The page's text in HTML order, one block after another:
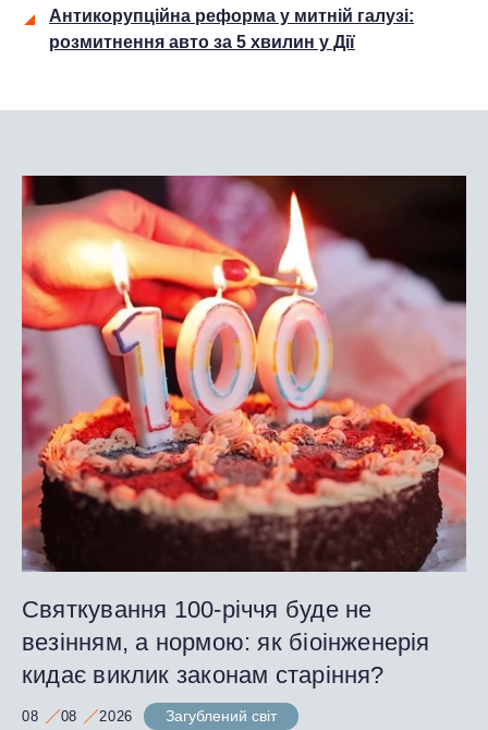
Антикорупційна реформа у митній галузі:
розмитнення авто за 5 хвилин у Дії
Святкування 100-річчя буде не
везінням, а нормою: як біоінженерія
кидає виклик законам старіння?
08 08 2026 Загублений світ